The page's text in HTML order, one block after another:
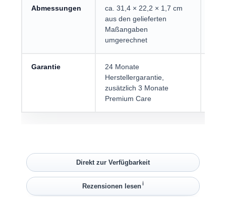
Abmessungen
ca. 31,4 × 22,2 × 1,7 cm
aus den gelieferten
Maßangaben
umgerechnet
Garantie
24 Monate
Herstellergarantie,
zusätzlich 3 Monate
Premium Care
Direkt zur Verfügbarkeit
Rezensionen lesen ℹ︎